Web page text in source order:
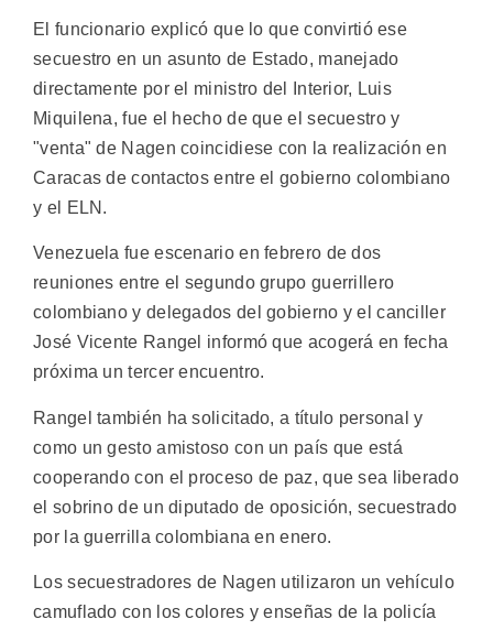
El funcionario explicó que lo que convirtió ese
secuestro en un asunto de Estado, manejado
directamente por el ministro del Interior, Luis
Miquilena, fue el hecho de que el secuestro y
"venta" de Nagen coincidiese con la realización en
Caracas de contactos entre el gobierno colombiano
y el ELN.
Venezuela fue escenario en febrero de dos
reuniones entre el segundo grupo guerrillero
colombiano y delegados del gobierno y el canciller
José Vicente Rangel informó que acogerá en fecha
próxima un tercer encuentro.
Rangel también ha solicitado, a título personal y
como un gesto amistoso con un país que está
cooperando con el proceso de paz, que sea liberado
el sobrino de un diputado de oposición, secuestrado
por la guerrilla colombiana en enero.
Los secuestradores de Nagen utilizaron un vehículo
camuflado con los colores y enseñas de la policía